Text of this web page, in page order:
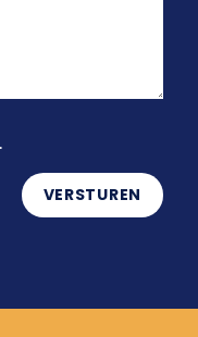
VERSTUREN